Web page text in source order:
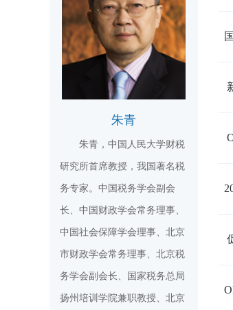
朱青
朱青，中国人民大学财税
研究所首席教授，我国著名税
务专家。中国税务学会副会
长、中国财政学会常务理事、
中国社会保障学会理事、北京
市财政学会常务理事、北京税
务学会副会长、国家税务总局
扬州培训学院兼职教授、北京